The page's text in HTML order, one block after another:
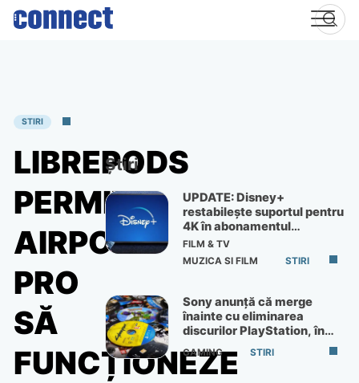
Skip
STIRI
LIBREPODS
PERMITE
AIRPODS
PRO
SĂ
FUNCȚIONEZE
Știri
UPDATE: Disney+
restabilește suportul pentru
4K în abonamentul
Premium
FILM & TV
MUZICA SI FILM
STIRI
Sony anunță că merge
înainte cu eliminarea
discurilor PlayStation, în
ciuda protestelor
GAMING STIRI